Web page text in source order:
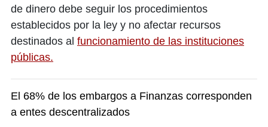
de dinero debe seguir los procedimientos
establecidos por la ley y no afectar recursos
destinados al funcionamiento de las instituciones
públicas.
El 68% de los embargos a Finanzas corresponden
a entes descentralizados